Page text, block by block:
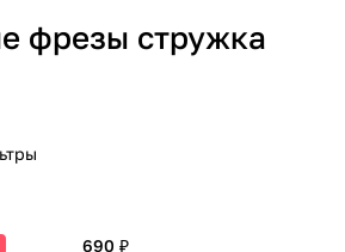
фрезы стружка
690 ₽